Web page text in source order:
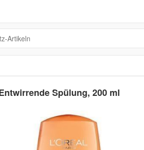
Spülung, 200 ml